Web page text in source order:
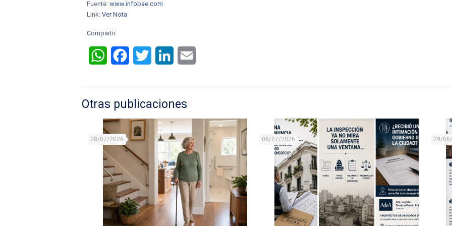
Fuente:www.infobae.com
Link:Ver Nota
Compartir:
WhatsAppFacebookTwitter LinkedIn
Otras publicaciones
28/07/2026 08/07/2026 29/